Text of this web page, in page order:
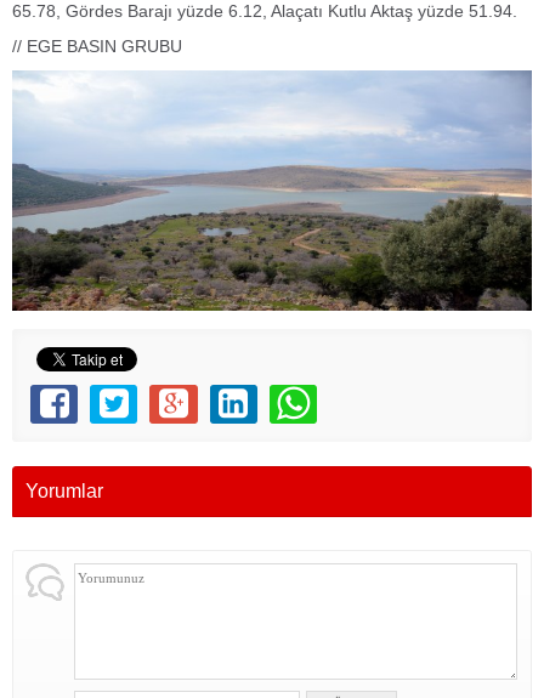
65.78, Gördes Barajı yüzde 6.12, Alaçatı Kutlu Aktaş yüzde 51.94.
// EGE BASIN GRUBU
Yorumlar